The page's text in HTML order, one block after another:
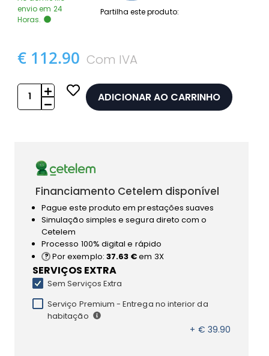
envio em 24
Horas.
Partilha este produto:
€ 112.90 Com IVA
ADICIONAR AO CARRINHO
Financiamento Cetelem disponível
Pague este produto em prestações suaves
Simulação simples e segura direto com o
Cetelem
Processo 100% digital e rápido
Por exemplo: 37.63 €em 3X
SERVIÇOS EXTRA
Sem Serviços Extra
Serviço Premium - Entrega no interior da
habitação
+ € 39.90